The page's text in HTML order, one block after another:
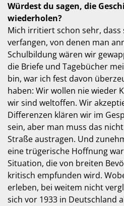
Würdest du sagen, die
wiederholen?
Mich irritiert schon sehr, dass
verfangen, von denen man
Schulbildung wären wir
die Briefe und Tagebücher
bin, war ich fest davon
haben: Wir wollen nie wieder
wir sind weltoffen. Wir
Differenzen klären wir im
sein, aber man muss das
Straße austragen. Und
eine trügerische Hoffnung
Situation, die von breiten
kritisch empfunden wird.
erleben, bei weitem nicht
sich vor 1933 in Deutschland